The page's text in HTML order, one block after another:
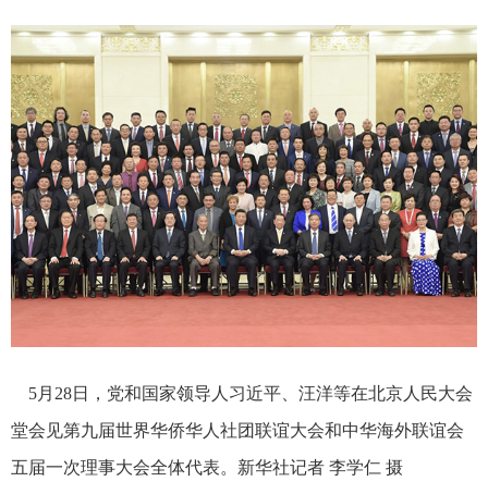
5月28日，党和国家领导人习近平、汪洋等在北京人民大会
堂会见第九届世界华侨华人社团联谊大会和中华海外联谊会
五届一次理事大会全体代表。新华社记者 李学仁 摄